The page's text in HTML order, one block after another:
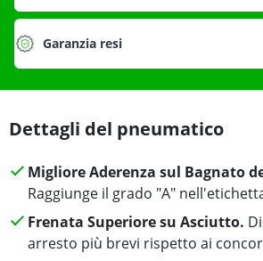
Garanzia resi
Dettagli del pneumatico
Migliore Aderenza sul Bagnato
Raggiunge il grado "A"
Frenata Superiore su Asciutto.
arresto più brevi rispetto ai